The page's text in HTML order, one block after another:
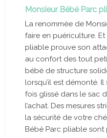
Monsieur Bébé Parc
La renommée de
faire en puériculture.
pliable prouve son
au confort des tout
bébé de structure
lorsqu’il est démonté.
fois glissé dans le sac
l’achat. Des mesures
la sécurité de votre
Bébé Parc pliable sont